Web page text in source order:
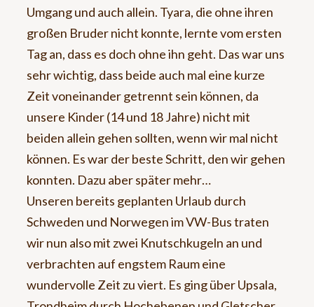
Umgang und auch allein. Tyara, die ohne ihren
großen Bruder nicht konnte, lernte vom ersten
Tag an, dass es doch ohne ihn geht. Das war uns
sehr wichtig, dass beide auch mal eine kurze
Zeit voneinander getrennt sein können, da
unsere Kinder (14 und 18 Jahre) nicht mit
beiden allein gehen sollten, wenn wir mal nicht
können. Es war der beste Schritt, den wir gehen
konnten. Dazu aber später mehr…
Unseren bereits geplanten Urlaub durch
Schweden und Norwegen im VW-Bus traten
wir nun also mit zwei Knutschkugeln an und
verbrachten auf engstem Raum eine
wundervolle Zeit zu viert. Es ging über Upsala,